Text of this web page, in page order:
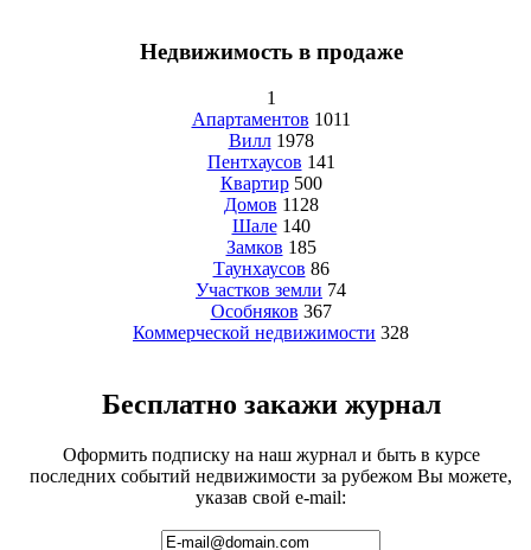
Недвижимость в продаже
1
Апартаментов 1011
Вилл 1978
Пентхаусов 141
Квартир 500
Домов 1128
Шале 140
Замков 185
Таунхаусов 86
Участков земли 74
Особняков 367
Коммерческой недвижимости 328
Бесплатно закажи журнал
Оформить подписку на наш журнал и быть в курсе
последних событий недвижимости за рубежом Вы можете,
указав свой e-mail: